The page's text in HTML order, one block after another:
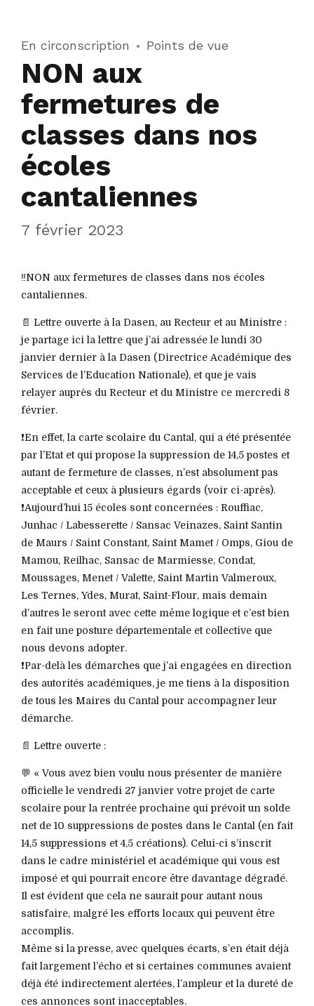
En circonscription Points de vue
NON aux
fermetures de
classes dans nos
écoles
cantaliennes
7 février 2023
‼️NON aux fermetures de classes dans nos écoles
cantaliennes.
📄 Lettre ouverte à la Dasen, au Recteur et au Ministre :
je partage ici la lettre que j’ai adressée le lundi 30
janvier dernier à la Dasen (Directrice Académique des
Services de l’Education Nationale), et que je vais
relayer auprès du Recteur et du Ministre ce mercredi 8
février.
❗️En effet, la carte scolaire du Cantal, qui a été présentée
par l’Etat et qui propose la suppression de 14,5 postes et
autant de fermeture de classes, n’est absolument pas
acceptable et ceux à plusieurs égards (voir ci-après).
❗️Aujourd’hui 15 écoles sont concernées : Rouffiac,
Junhac / Labesserette / Sansac Veinazes, Saint Santin
de Maurs / Saint Constant, Saint Mamet / Omps, Giou de
Mamou, Reilhac, Sansac de Marmiesse, Condat,
Moussages, Menet / Valette, Saint Martin Valmeroux,
Les Ternes, Ydes, Murat, Saint-Flour, mais demain
d’autres le seront avec cette même logique et c’est bien
en fait une posture départementale et collective que
nous devons adopter.
❗️Par-delà les démarches que j’ai engagées en direction
des autorités académiques, je me tiens à la disposition
de tous les Maires du Cantal pour accompagner leur
démarche.
📄 Lettre ouverte :
💬 « Vous avez bien voulu nous présenter de manière
officielle le vendredi 27 janvier votre projet de carte
scolaire pour la rentrée prochaine qui prévoit un solde
net de 10 suppressions de postes dans le Cantal (en fait
14,5 suppressions et 4,5 créations). Celui-ci s’inscrit
dans le cadre ministériel et académique qui vous est
imposé et qui pourrait encore être davantage dégradé.
Il est évident que cela ne saurait pour autant nous
satisfaire, malgré les efforts locaux qui peuvent être
accomplis.
Même si la presse, avec quelques écarts, s’en était déjà
fait largement l’écho et si certaines communes avaient
déjà été indirectement alertées, l’ampleur et la dureté de
ces annonces sont inacceptables.